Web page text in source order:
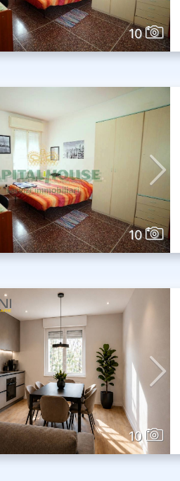
10
10
10